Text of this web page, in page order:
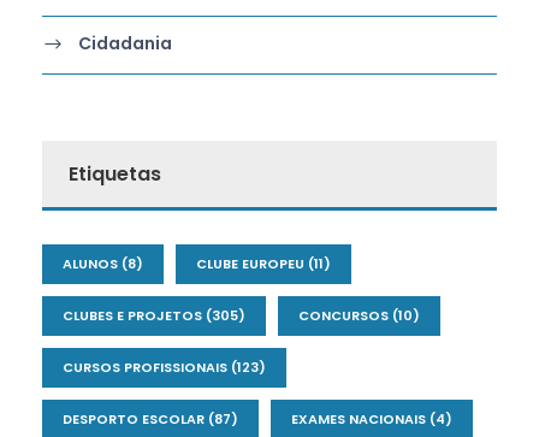
Cidadania
Etiquetas
ALUNOS (8) CLUBE EUROPEU (11)
CLUBES E PROJETOS (305) CONCURSOS (10)
CURSOS PROFISSIONAIS (123)
DESPORTO ESCOLAR (87) EXAMES NACIONAIS (4)